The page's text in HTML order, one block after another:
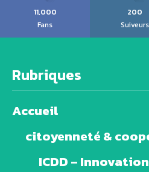
11,000
Fans
200
Suiveurs
Rubriques
Accueil
citoyenneté &
ICDD –